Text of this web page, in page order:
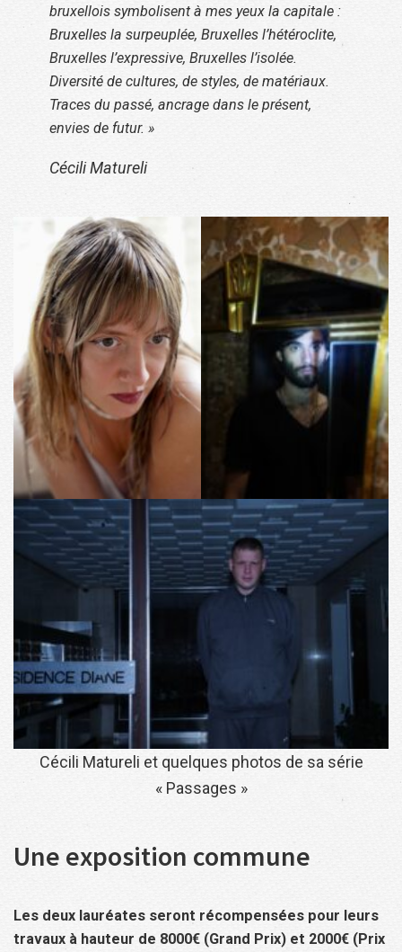
bruxellois symbolisent à mes yeux la capitale :
Bruxelles la surpeuplée, Bruxelles l’hétéroclite,
Bruxelles l’expressive, Bruxelles l’isolée.
Diversité de cultures, de styles, de matériaux.
Traces du passé, ancrage dans le présent,
envies de futur. »
Cécili Matureli
Cécili Matureli et quelques photos de sa série
« Passages »
Une exposition commune
Les deux lauréates seront récompensées pour leurs
travaux à hauteur de 8000€ (Grand Prix) et 2000€ (Prix